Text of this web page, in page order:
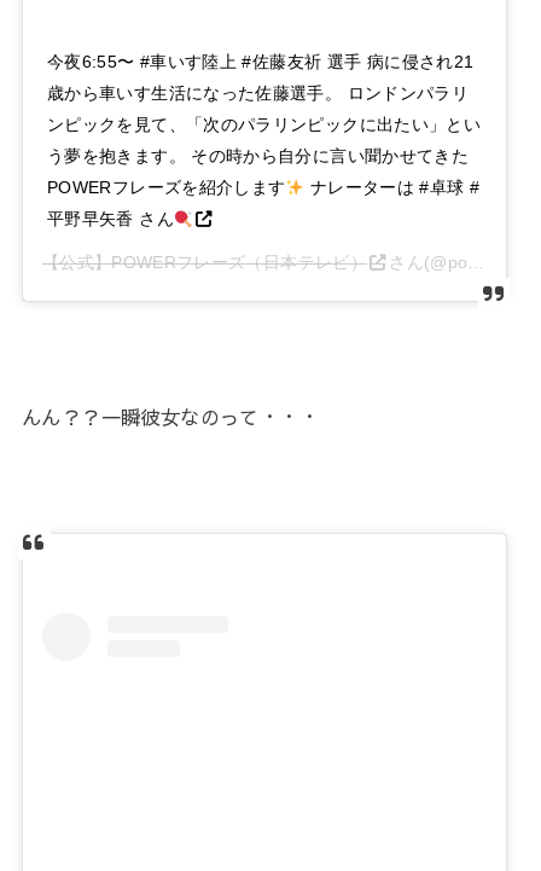
今夜6:55〜 #車いす陸上 #佐藤友祈 選手 病に侵され21
歳から車いす生活になった佐藤選手。 ロンドンパラリ
ンピックを見て、「次のパラリンピックに出たい」とい
う夢を抱きます。 その時から自分に言い聞かせてきた
POWERフレーズを紹介します
ナレーターは #卓球 #
平野早矢香 さん
【公式】POWERフレーズ（日本テレビ） さん(@power_phrase_ntv)がシェアした投稿 –
んん？？一瞬彼女なのって・・・